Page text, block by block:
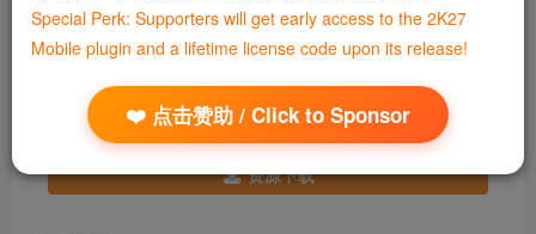
免费资源
H5GG
资源下载
Special Perk: Supporters will get early access to the 2K27
Mobile plugin and a lifetime license code upon its release!
❤️ 点击赞助 / Click to Sponsor